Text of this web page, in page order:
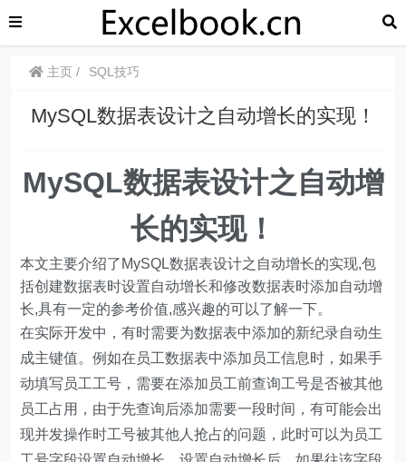
主页 SQL技巧
MySQL数据表设计之自动增长的实现！
MySQL数据表设计之自动增
长的实现！
本文主要介绍了MySQL数据表设计之自动增长的实现,包
括创建数据表时设置自动增长和修改数据表时添加自动增
长,具有一定的参考价值,感兴趣的可以了解一下。
在实际开发中，有时需要为数据表中添加的新纪录自动生
成主键值。例如在员工数据表中添加员工信息时，如果手
动填写员工工号，需要在添加员工前查询工号是否被其他
员工占用，由于先查询后添加需要一段时间，有可能会出
现并发操作时工号被其他人抢占的问题，此时可以为员工